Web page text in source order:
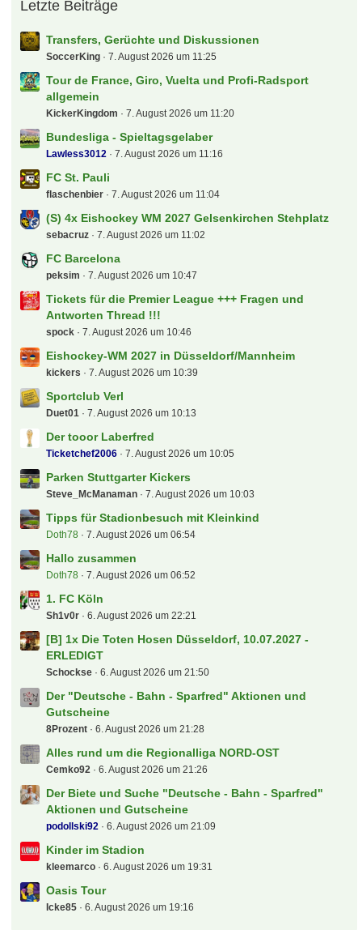
Letzte Beiträge
Transfers, Gerüchte und Diskussionen
SoccerKing 7. August 2026 um 11:25
Tour de France, Giro, Vuelta und Profi-Radsport
allgemein
KickerKingdom 7. August 2026 um 11:20
Bundesliga - Spieltagsgelaber
Lawless3012 7. August 2026 um 11:16
FC St. Pauli
flaschenbier 7. August 2026 um 11:04
(S) 4x Eishockey WM 2027 Gelsenkirchen Stehplatz
sebacruz 7. August 2026 um 11:02
FC Barcelona
peksim 7. August 2026 um 10:47
Tickets für die Premier League +++ Fragen und
Antworten Thread !!!
spock 7. August 2026 um 10:46
Eishockey-WM 2027 in Düsseldorf/Mannheim
kickers 7. August 2026 um 10:39
Sportclub Verl
Duet01 7. August 2026 um 10:13
Der tooor Laberfred
Ticketchef2006 7. August 2026 um 10:05
Parken Stuttgarter Kickers
Steve_McManaman 7. August 2026 um 10:03
Tipps für Stadionbesuch mit Kleinkind
Doth78 7. August 2026 um 06:54
Hallo zusammen
Doth78 7. August 2026 um 06:52
1. FC Köln
Sh1v0r 6. August 2026 um 22:21
[B] 1x Die Toten Hosen Düsseldorf, 10.07.2027 -
ERLEDIGT
Schockse 6. August 2026 um 21:50
Der "Deutsche - Bahn - Sparfred" Aktionen und
Gutscheine
8Prozent 6. August 2026 um 21:28
Alles rund um die Regionalliga NORD-OST
Cemko92 6. August 2026 um 21:26
Der Biete und Suche "Deutsche - Bahn - Sparfred"
Aktionen und Gutscheine
podollski92 6. August 2026 um 21:09
Kinder im Stadion
kleemarco 6. August 2026 um 19:31
Oasis Tour
Icke85 6. August 2026 um 19:16